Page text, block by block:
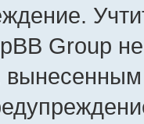
Group